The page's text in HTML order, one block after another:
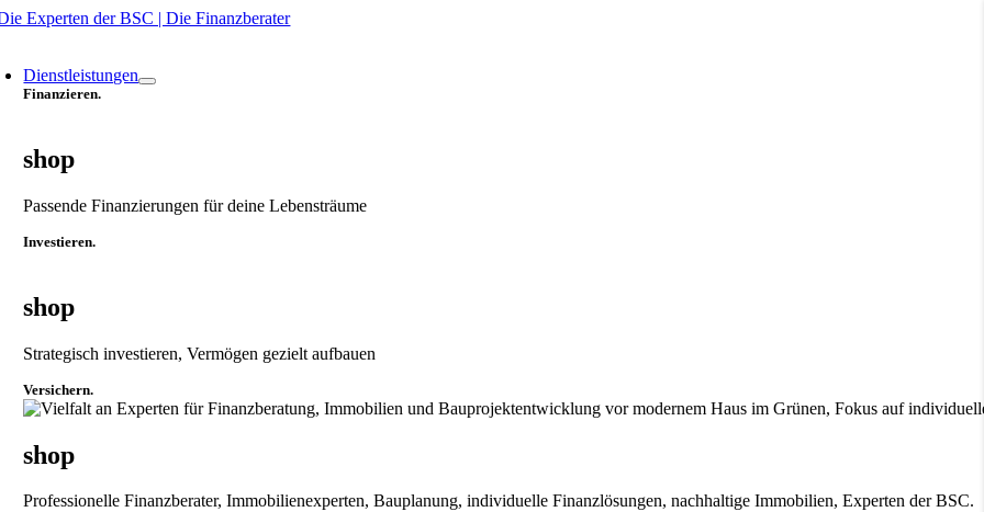
Zum
Dienstleistungen
Finanzieren.
shop
Passende Finanzierungen für deine Lebensträume
Investieren.
shop
Strategisch investieren, Vermögen gezielt aufbauen
Versichern.
shop
Professionelle Finanzberater, Immobilienexperten, Bauplanung, individuelle Finanzlösungen, nachhaltige Immobilien, Experten der BSC.